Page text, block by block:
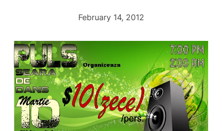
February 14, 2012